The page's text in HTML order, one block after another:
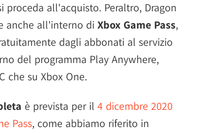
proceda all'acquisto. Peraltro, Dragon
anche all'interno di Xbox Game Pass,
dagli abbonati al servizio
del programma Play Anywhere,
che su Xbox One.
è prevista per il 4 dicembre 2020
Pass, come abbiamo riferito in